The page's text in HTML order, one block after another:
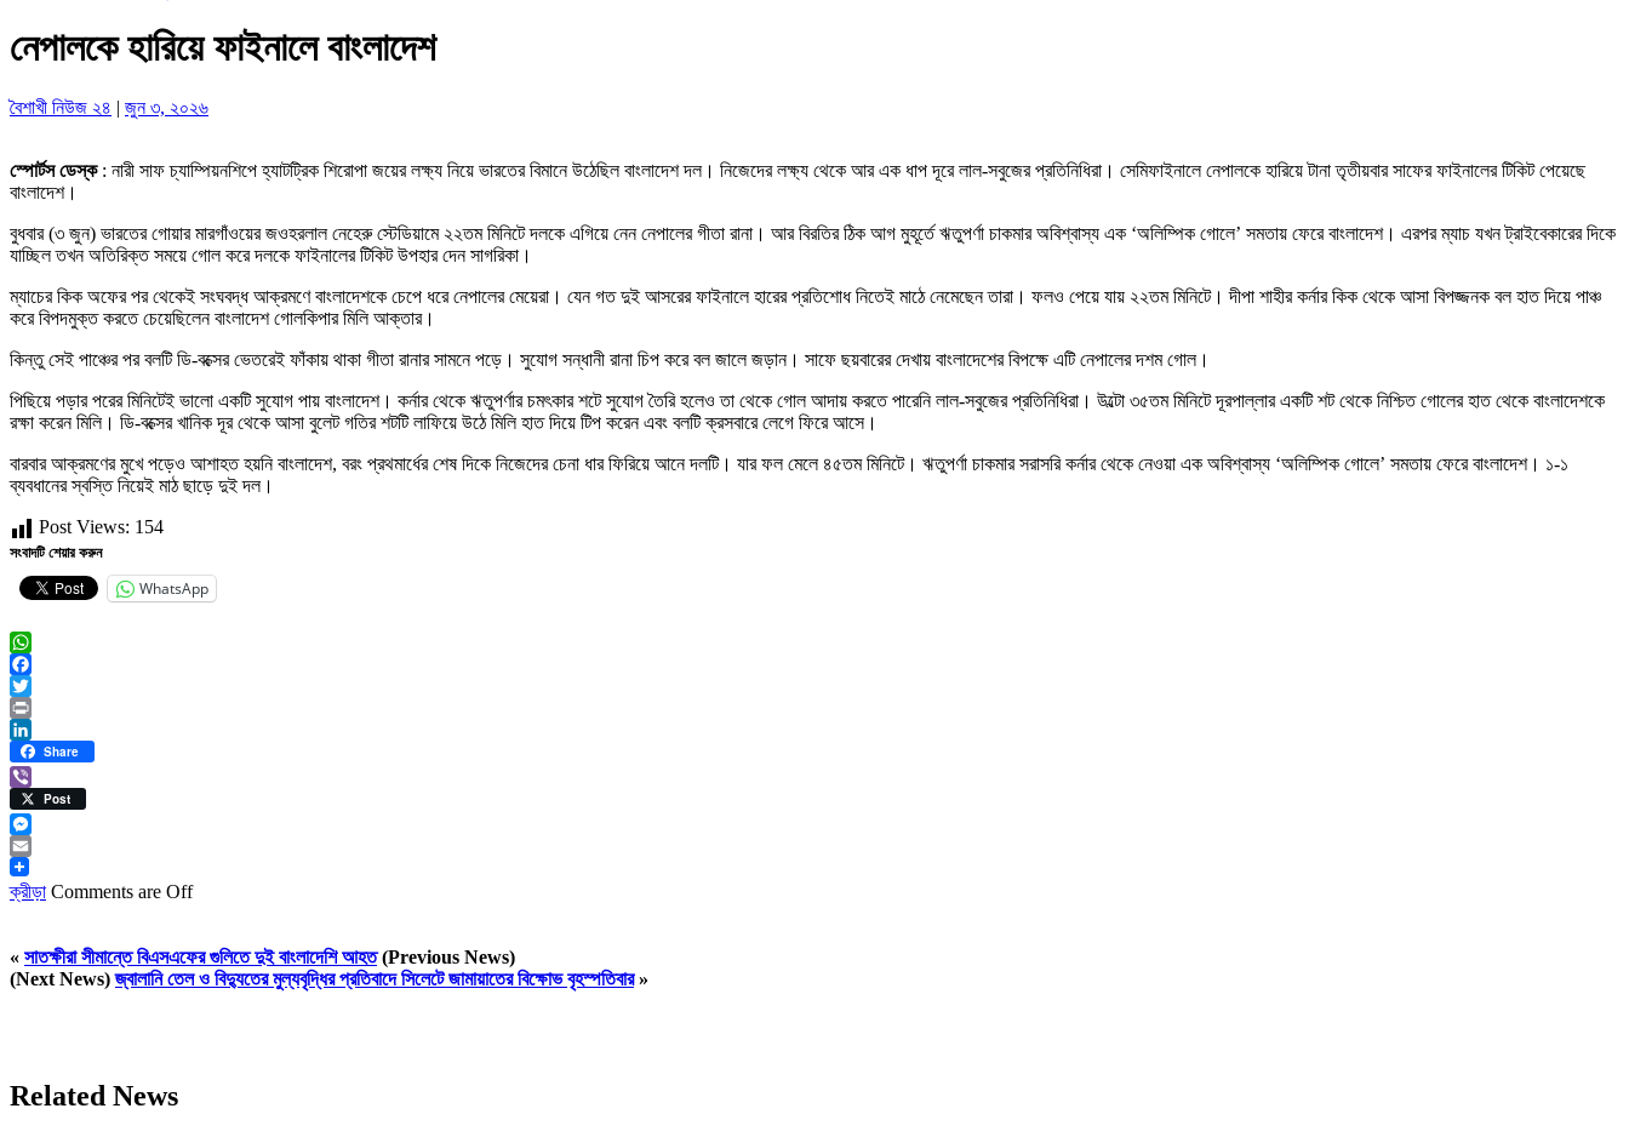
নেপালকে হারিয়ে ফাইনালে বাংলাদেশ
বৈশাখী নিউজ ২৪ | জুন ৩, ২০২৬
স্পোর্টস ডেস্ক: নারী সাফ চ্যাম্পিয়নশিপে হ্যাটট্রিক শিরোপা জয়ের লক্ষ্য নিয়ে ভারতের বিমানে উঠেছিল বাংলাদেশ দল। নিজেদের লক্ষ্য থেকে আর এক ধাপ দূরে লাল-সবুজের প্রতিনিধিরা। সেমিফাইনালে নেপালকে হারিয়ে টানা তৃতীয়বার সাফের ফাইনালের টিকিট পেয়েছে
বাংলাদেশ।
বুধবার (৩ জুন) ভারতের গোয়ার মারগাঁওয়ের জওহরলাল নেহেরু স্টেডিয়ামে ২২তম মিনিটে দলকে এগিয়ে নেন নেপালের গীতা রানা। আর বিরতির ঠিক আগ মুহূর্তে ঋতুপর্ণা চাকমার অবিশ্বাস্য এক ‘অলিম্পিক গোলে’ সমতায় ফেরে বাংলাদেশ। এরপর ম্যাচ যখন ট্রাইবেকারের দিকে
যাচ্ছিল তখন অতিরিক্ত সময়ে গোল করে দলকে ফাইনালের টিকিট উপহার দেন সাগরিকা।
ম্যাচের কিক অফের পর থেকেই সংঘবদ্ধ আক্রমণে বাংলাদেশকে চেপে ধরে নেপালের মেয়েরা। যেন গত দুই আসরের ফাইনালে হারের প্রতিশোধ নিতেই মাঠে নেমেছেন তারা। ফলও পেয়ে যায় ২২তম মিনিটে। দীপা শাহীর কর্নার কিক থেকে আসা বিপজ্জনক বল হাত দিয়ে পাঞ্চ
করে বিপদমুক্ত করতে চেয়েছিলেন বাংলাদেশ গোলকিপার মিলি আক্তার।
কিন্তু সেই পাঞ্চের পর বলটি ডি-বক্সের ভেতরেই ফাঁকায় থাকা গীতা রানার সামনে পড়ে। সুযোগ সন্ধানী রানা চিপ করে বল জালে জড়ান। সাফে ছয়বারের দেখায় বাংলাদেশের বিপক্ষে এটি নেপালের দশম গোল।
পিছিয়ে পড়ার পরের মিনিটেই ভালো একটি সুযোগ পায় বাংলাদেশ। কর্নার থেকে ঋতুপর্ণার চমৎকার শটে সুযোগ তৈরি হলেও তা থেকে গোল আদায় করতে পারেনি লাল-সবুজের প্রতিনিধিরা। উল্টো ৩৫তম মিনিটে দূরপাল্লার একটি শট থেকে নিশ্চিত গোলের হাত থেকে বাংলাদেশকে
রক্ষা করেন মিলি। ডি-বক্সের খানিক দূর থেকে আসা বুলেট গতির শটটি লাফিয়ে উঠে মিলি হাত দিয়ে টিপ করেন এবং বলটি ক্রসবারে লেগে ফিরে আসে।
বারবার আক্রমণের মুখে পড়েও আশাহত হয়নি বাংলাদেশ, বরং প্রথমার্ধের শেষ দিকে নিজেদের চেনা ধার ফিরিয়ে আনে দলটি। যার ফল মেলে ৪৫তম মিনিটে। ঋতুপর্ণা চাকমার সরাসরি কর্নার থেকে নেওয়া এক অবিশ্বাস্য ‘অলিম্পিক গোলে’ সমতায় ফেরে বাংলাদেশ। ১-১
ব্যবধানের স্বস্তি নিয়েই মাঠ ছাড়ে দুই দল।
Post Views: 154
সংবাদটি শেয়ার করুন
WhatsApp
WhatsApp
Facebook
Twitter
Print
LinkedIn
Share
ViberPost
Messenger
Email
ক্রীড়া Comments are Off
« সাতক্ষীরা সীমান্তে বিএসএফের গুলিতে দুই বাংলাদেশি আহত(Previous News)
(Next News)জ্বালানি তেল ও বিদ্যুতের মুল্যবৃদ্ধির প্রতিবাদে সিলেটে জামায়াতের বিক্ষোভ বৃহস্পতিবার»
Related News